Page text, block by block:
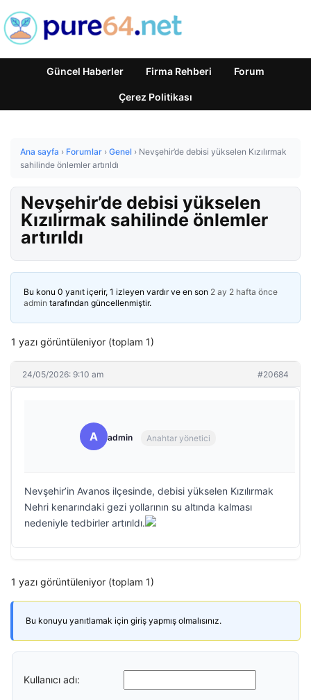
Güncel Haberler Firma Rehberi Forum
Çerez Politikası
Ana sayfa › Forumlar › Genel › Nevşehir’de debisi yükselen Kızılırmak
sahilinde önlemler artırıldı
Nevşehir’de debisi yükselen
Kızılırmak sahilinde önlemler
artırıldı
Bu konu 0 yanıt içerir, 1 izleyen vardır ve en son 2 ay 2 hafta önce
admin tarafından güncellenmiştir.
1 yazı görüntüleniyor (toplam 1)
24/05/2026: 9:10 am #20684
A admin Anahtar yönetici
Nevşehir’in Avanos ilçesinde, debisi yükselen Kızılırmak
Nehri kenarındaki gezi yollarının su altında kalması
nedeniyle tedbirler artırıldı.
1 yazı görüntüleniyor (toplam 1)
Bu konuyu yanıtlamak için giriş yapmış olmalısınız.
Kullanıcı adı: